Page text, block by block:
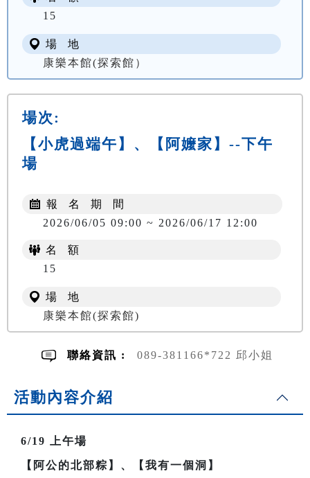
15
場 地
康樂本館(探索館）
場次:
【小虎過端午】、【阿嬤家】--下午
場
報 名 期 間
2026/06/05 09:00 ~ 2026/06/17 12:00
名 額
15
場 地
康樂本館(探索館)
聯絡資訊 : 089-381166*722 邱小姐
活動內容介紹
6/19 上午場
【阿公的北部粽】、【我有一個洞】